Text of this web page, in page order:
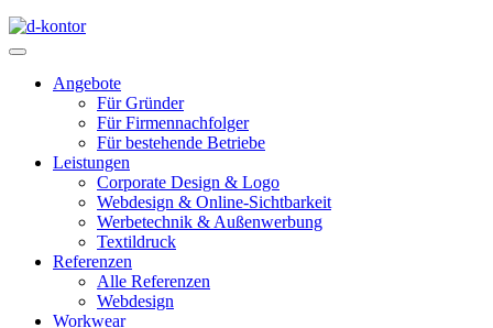
Angebote
Für Gründer
Für Firmennachfolger
Für bestehende Betriebe
Leistungen
Corporate Design & Logo
Webdesign & Online-Sichtbarkeit
Werbetechnik & Außenwerbung
Textildruck
Referenzen
Alle Referenzen
Webdesign
Workwear